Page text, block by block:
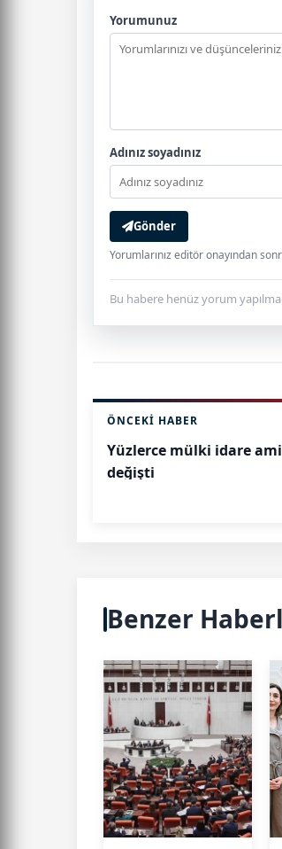
Yorumunuz
Adınız soyadınız
Gönder
Yorumlarınız editör onayından
Bu habere henüz yorum
ÖNCEKI HABER
Yüzlerce mülki idare
değişti
Benzer